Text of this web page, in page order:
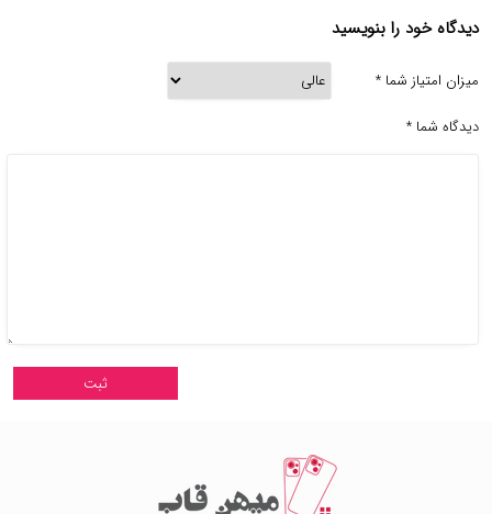
دیدگاه خود را بنویسید
میزان امتیاز شما *
دیدگاه شما *